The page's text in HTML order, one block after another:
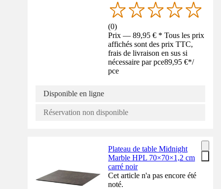
(0)
Prix — 89,95 € * Tous les prix
affichés sont des prix TTC,
frais de livraison en sus si
nécessaire par pce89,95 €*/
pce
Disponible en ligne
Réservation non disponible
Plateau de table Midnight
Marble HPL 70×70×1,2 cm
carré noir
Cet article n'a pas encore été
noté.